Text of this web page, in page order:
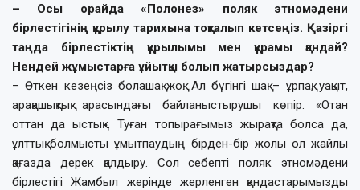
– Осы орайда «Полонез» поляк этномәдени
бірлестігінің құрылу тарихына тоқталып кетсеңіз. Қазіргі
таңда бірлестіктің құрылымы мен құрамы қандай?
Нендей жұмыстарға ұйытқы болып жатырсыздар?
– Өткен кезеңсіз болашақ жоқ. Ал бүгінгі шақ – ұрпақ, уақыт,
арақашықтық арасындағы байланыстырушы көпір. «Отан
оттан да ыстық». Туған топырағымыз жырақта болса да,
ұлттық болмысты ұмытпаудың бірден-бір жолы ол жайлы
қағазда дерек қалдыру. Сол себепті поляк этномәдени
бірлестігі Жамбыл жерінде жерленген қандастарымызды